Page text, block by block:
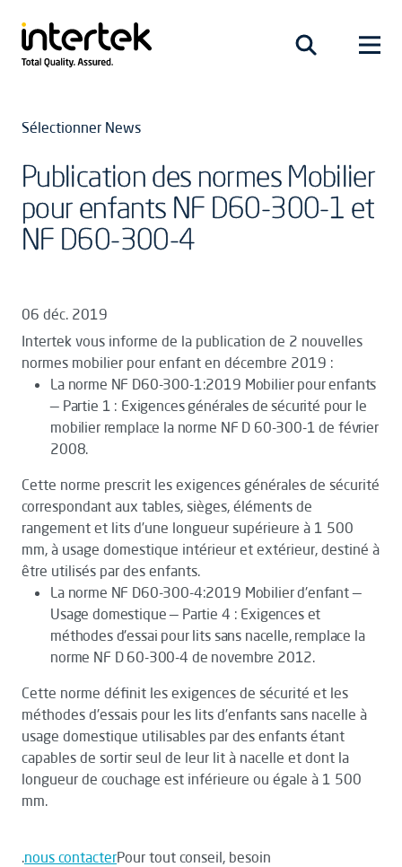
Sélectionner News
Publication des normes Mobilier
pour enfants NF D60-300-1 et
NF D60-300-4
06 déc. 2019
Intertek vous informe de la publication de 2 nouvelles
normes mobilier pour enfant en décembre 2019 :
La norme NF D60-300-1:2019 Mobilier pour enfants
— Partie 1 : Exigences générales de sécurité pour le
mobilier remplace la norme NF D 60-300-1 de février
2008.
Cette norme prescrit les exigences générales de sécurité
correspondant aux tables, sièges, éléments de
rangement et lits d’une longueur supérieure à 1 500
mm, à usage domestique intérieur et extérieur, destiné à
être utilisés par des enfants.
La norme NF D60-300-4:2019 Mobilier d'enfant —
Usage domestique — Partie 4 : Exigences et
méthodes d'essai pour lits sans nacelle, remplace la
norme NF D 60-300-4 de novembre 2012.
Cette norme définit les exigences de sécurité et les
méthodes d'essais pour les lits d’enfants sans nacelle à
usage domestique utilisables par des enfants étant
capables de sortir seul de leur lit à nacelle et dont la
longueur de couchage est inférieure ou égale à 1 500
mm.
.nous contacterPour tout conseil, besoin